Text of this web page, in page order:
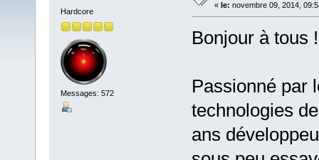
Hardcore
Messages: 572
« le: novembre 09, 2014,
Bonjour à tous !
Passionné par
technologies
ans